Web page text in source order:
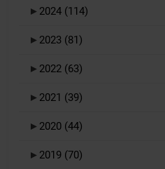
► 2024 (114)
► 2023 (81)
► 2022 (63)
► 2021 (39)
► 2020 (44)
► 2019 (70)